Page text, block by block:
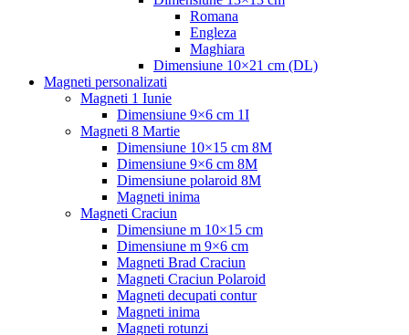
Romana
Engleza
Maghiara
Dimensiune 10×21 cm (DL)
Magneti personalizati
Magneti 1 Iunie
Dimensiune 9×6 cm 1I
Magneti 8 Martie
Dimensiune 10×15 cm 8M
Dimensiune 9×6 cm 8M
Dimensiune polaroid 8M
Magneti inima
Magneti Craciun
Dimensiune m 10×15 cm
Dimensiune m 9×6 cm
Magneti Brad Craciun
Magneti Craciun Polaroid
Magneti decupati contur
Magneti inima
Magneti rotunzi